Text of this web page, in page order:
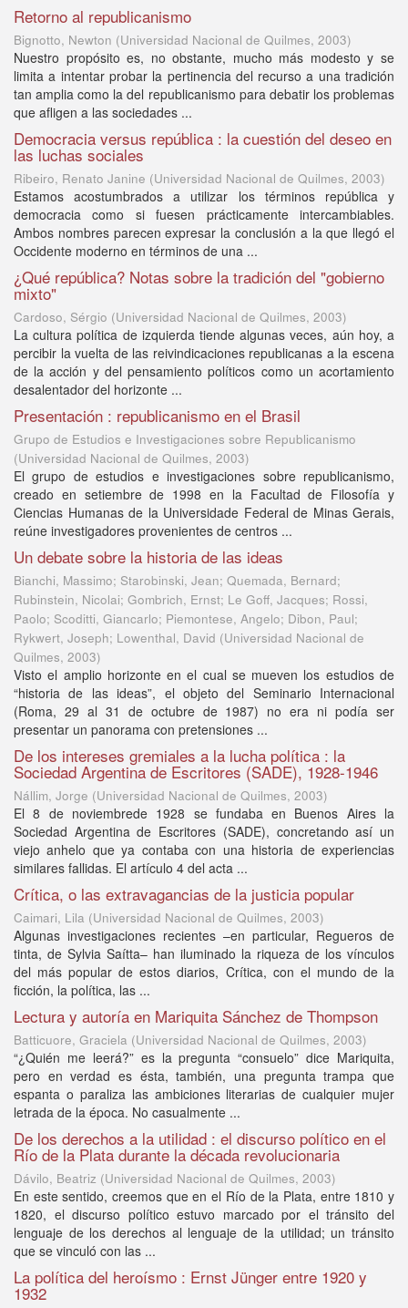
Retorno al republicanismo
Bignotto, Newton (Universidad Nacional de Quilmes, 2003)
Nuestro propósito es, no obstante, mucho más modesto y se
limita a intentar probar la pertinencia del recurso a una tradición
tan amplia como la del republicanismo para debatir los problemas
que afligen a las sociedades ...
Democracia versus república : la cuestión del deseo en
las luchas sociales
Ribeiro, Renato Janine (Universidad Nacional de Quilmes, 2003)
Estamos acostumbrados a utilizar los términos república y
democracia como si fuesen prácticamente intercambiables.
Ambos nombres parecen expresar la conclusión a la que llegó el
Occidente moderno en términos de una ...
¿Qué república? Notas sobre la tradición del "gobierno
mixto"
Cardoso, Sérgio (Universidad Nacional de Quilmes, 2003)
La cultura política de izquierda tiende algunas veces, aún hoy, a
percibir la vuelta de las reivindicaciones republicanas a la escena
de la acción y del pensamiento políticos como un acortamiento
desalentador del horizonte ...
Presentación : republicanismo en el Brasil
Grupo de Estudios e Investigaciones sobre Republicanismo
(Universidad Nacional de Quilmes, 2003)
El grupo de estudios e investigaciones sobre republicanismo,
creado en setiembre de 1998 en la Facultad de Filosofía y
Ciencias Humanas de la Universidade Federal de Minas Gerais,
reúne investigadores provenientes de centros ...
Un debate sobre la historia de las ideas
Bianchi, Massimo; Starobinski, Jean; Quemada, Bernard;
Rubinstein, Nicolai; Gombrich, Ernst; Le Goff, Jacques; Rossi,
Paolo; Scoditti, Giancarlo; Piemontese, Angelo; Dibon, Paul;
Rykwert, Joseph; Lowenthal, David (Universidad Nacional de
Quilmes, 2003)
Visto el amplio horizonte en el cual se mueven los estudios de
“historia de las ideas”, el objeto del Seminario Internacional
(Roma, 29 al 31 de octubre de 1987) no era ni podía ser
presentar un panorama con pretensiones ...
De los intereses gremiales a la lucha política : la
Sociedad Argentina de Escritores (SADE), 1928-1946
Nállim, Jorge (Universidad Nacional de Quilmes, 2003)
El 8 de noviembrede 1928 se fundaba en Buenos Aires la
Sociedad Argentina de Escritores (SADE), concretando así un
viejo anhelo que ya contaba con una historia de experiencias
similares fallidas. El artículo 4 del acta ...
Crítica, o las extravagancias de la justicia popular
Caimari, Lila (Universidad Nacional de Quilmes, 2003)
Algunas investigaciones recientes –en particular, Regueros de
tinta, de Sylvia Saítta– han iluminado la riqueza de los vínculos
del más popular de estos diarios, Crítica, con el mundo de la
ficción, la política, las ...
Lectura y autoría en Mariquita Sánchez de Thompson
Batticuore, Graciela (Universidad Nacional de Quilmes, 2003)
“¿Quién me leerá?” es la pregunta “consuelo” dice Mariquita,
pero en verdad es ésta, también, una pregunta trampa que
espanta o paraliza las ambiciones literarias de cualquier mujer
letrada de la época. No casualmente ...
De los derechos a la utilidad : el discurso político en el
Río de la Plata durante la década revolucionaria
Dávilo, Beatriz (Universidad Nacional de Quilmes, 2003)
En este sentido, creemos que en el Río de la Plata, entre 1810 y
1820, el discurso político estuvo marcado por el tránsito del
lenguaje de los derechos al lenguaje de la utilidad; un tránsito
que se vinculó con las ...
La política del heroísmo : Ernst Jünger entre 1920 y
1932